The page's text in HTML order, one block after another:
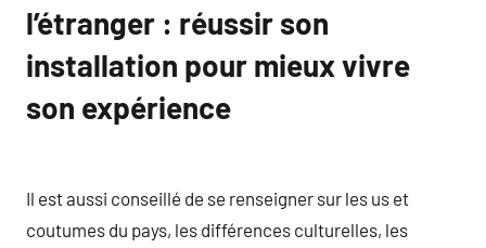
l’étranger : réussir son
installation pour mieux vivre
son expérience
Il est aussi conseillé de se renseigner sur les us et
coutumes du pays, les différences culturelles, les